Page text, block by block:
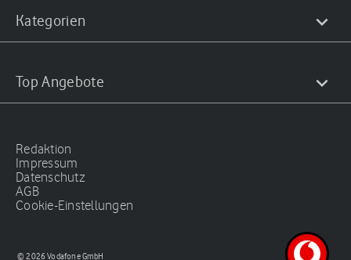
Kategorien
Top Angebote
Redaktion
Impressum
Datenschutz
AGB
Cookie-Einstellungen
© 2026 Vodafone GmbH